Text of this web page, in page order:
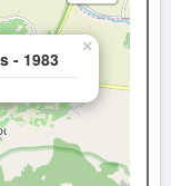
- 1983
×